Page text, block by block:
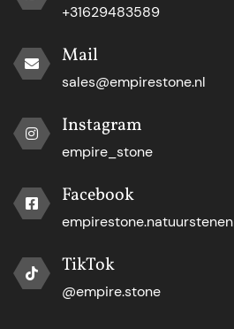
+31629483589
Mail
sales@empirestone.nl
Instagram
empire_stone
Facebook
empirestone.natuurstenen
TikTok
@empire.stone